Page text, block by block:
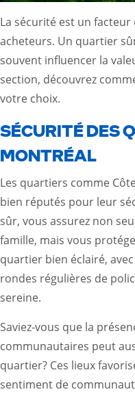
La sécurité est un
acheteurs. Un quartier
souvent influencer la
section, découvrez
votre choix.
SÉCURITÉ DES
MONTRÉAL
Les quartiers comme
bien réputés pour leur
sûr, vous assurez non
famille, mais vous
quartier bien éclairé,
rondes régulières de
sereine.
Saviez-vous que la
communautaires peut
quartier? Ces lieux
sentiment de